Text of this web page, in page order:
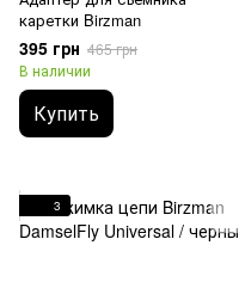
каретки Birzman
395 грн 465 грн
В наличии
Купить
3